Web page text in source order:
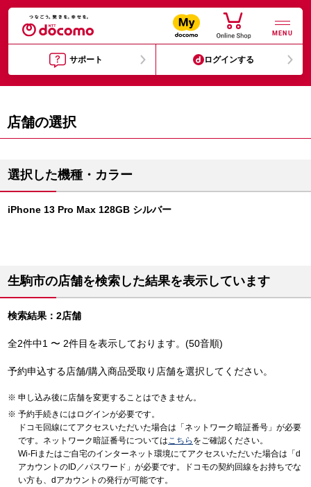
MENU
サポート ログインする
店舗の選択
選択した機種・カラー
iPhone 13 Pro Max 128GB シルバー
生駒市の店舗を検索した結果を表示しています
検索結果：2店舗
全2件中1 〜 2件目を表示しております。(50音順)
予約申込する店舗/購入商品受取り店舗を選択してください。
申し込み後に店舗を変更することはできません。
予約手続きにはログインが必要です。
ドコモ回線にてアクセスいただいた場合は「ネットワーク暗証番号」が必要
です。ネットワーク暗証番号についてはこちら をご確認ください。
Wi-Fiまたはご自宅のインターネット環境にてアクセスいただいた場合は「d
アカウントのID／パスワード」が必要です。ドコモの契約回線をお持ちでな
い方も、dアカウントの発行が可能です。